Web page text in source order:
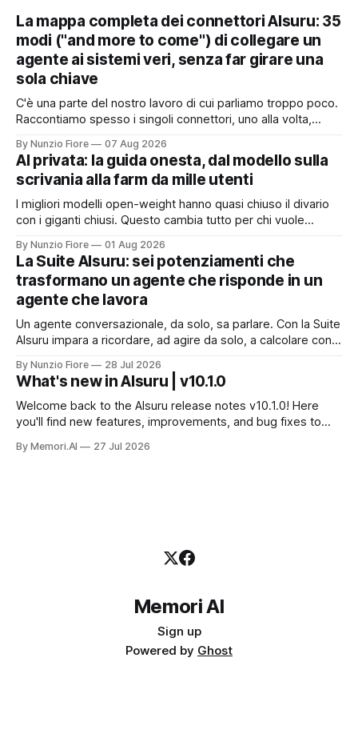
La mappa completa dei connettori AIsuru: 35
modi ("and more to come") di collegare un
agente ai sistemi veri, senza far girare una
sola chiave
C'è una parte del nostro lavoro di cui parliamo troppo poco.
Raccontiamo spesso i singoli connettori, uno alla volta,
pezzo: sta nel catalogo intero e in quello che succede
quando i pezzi lavorano insieme. Stamattina alle 6, per
By Nunzio Fiore 07 Aug 2026
AI privata: la guida onesta, dal modello sulla
scrivania alla farm da mille utenti
I migliori modelli open-weight hanno quasi chiuso il divario
con i giganti chiusi. Questo cambia tutto per chi vuole
perimetro: sanità, finanza, PA, manifattura, chiunque abbia
dati che non possono uscire. Ma la narrazione racconta i
benchmark e tace su
By Nunzio Fiore 01 Aug 2026
La Suite AIsuru: sei potenziamenti che
trasformano un agente che risponde in un
agente che lavora
Un agente conversazionale, da solo, sa parlare. Con la Suite
AIsuru impara a ricordare, ad agire da solo, a calcolare con
servizio e a costruire la propria applicazione conversando.
Questo articolo racconta tutti e sei i connettori originali della
Suite, con
By Nunzio Fiore 28 Jul 2026
What's new in AIsuru | v10.1.0
Welcome back to the AIsuru release notes v10.1.0! Here
you'll find new features, improvements, and bug fixes to
FEATURES AND IMPROVEMENTS! New MCP Filters Finding
By Memori.AI 27 Jul 2026
Memori AI
Sign up
Powered by Ghost